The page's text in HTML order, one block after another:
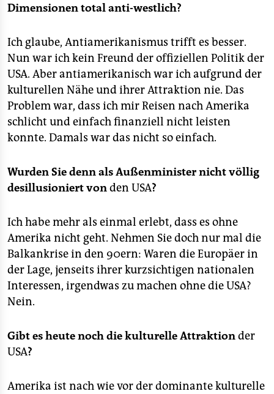
Dimensionen total anti-westlich?
Ich glaube, Antiamerikanismus trifft es besser.
Nun war ich kein Freund der offiziellen Politik der
USA. Aber antiamerikanisch war ich aufgrund der
kulturellen Nähe und ihrer Attraktion nie. Das
Problem war, dass ich mir Reisen nach Amerika
schlicht und einfach finanziell nicht leisten
konnte. Damals war das nicht so einfach.
Wurden Sie denn als Außenminister nicht völlig
desillusioniert vonden USA?
Ich habe mehr als einmal erlebt, dass es ohne
Amerika nicht geht. Nehmen Sie doch nur mal die
Balkankrise in den 90ern: Waren die Europäer in
der Lage, jenseits ihrer kurzsichtigen nationalen
Interessen, irgendwas zu machen ohne die USA?
Nein.
Gibt es heute noch die kulturelle Attraktionder
USA?
Amerika ist nach wie vor der dominante kulturelle